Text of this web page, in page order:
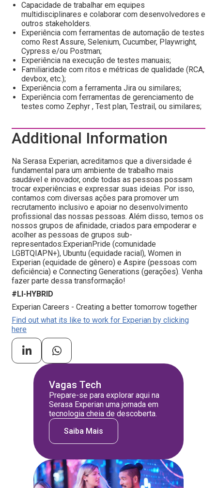
Capacidade de trabalhar em equipes
multidisciplinares e colaborar com desenvolvedores e
outros stakeholders.
Experiência com ferramentas de automação de testes
como Rest Assure, Selenium, Cucumber, Playwright,
Cypress e/ou Postman;
Experiência na execução de testes manuais;
Familiaridade com ritos e métricas de qualidade (RCA,
devbox, etc.);
Experiência com a ferramenta Jira ou similares;
Experiência com ferramentas de gerenciamento de
testes como Zephyr , Test plan, Testrail, ou similares;
Additional Information
Na Serasa Experian, acreditamos que a diversidade é
fundamental para um ambiente de trabalho mais
saudável e inovador, onde todas as pessoas possam
trocar experiências e expressar suas ideias. Por isso,
contamos com diversas ações para promover um
recrutamento inclusivo e apoiar no desenvolvimento
profissional das nossas pessoas. Além disso, temos os
nossos grupos de afinidade, criados para empoderar e
acolher as pessoas de grupos sub-
representados:ExperianPride (comunidade
LGBTQIAPN+), Ubuntu (equidade racial), Women in
Experian (equidade de gênero) e Aspire (pessoas com
deficiência) e Connecting Generations (gerações). Venha
fazer parte dessa transformação!
#LI-HYBRID
Experian Careers - Creating a better tomorrow together
Find out what its like to work for Experian by clicking
here
Vagas Tech
Prepare-se para explorar aqui na
Serasa Experian uma jornada em
tecnologia cheia de descoberta.
Saiba Mais